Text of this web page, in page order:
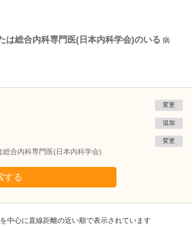
は総合内科専門医(日本内科学会)のいる 病
変更
追加
合内科専門医(日本内科学会)
変更
する
を中心に直線距離の近い順で表示されています
高齢者の在宅療養支援について、どのような取